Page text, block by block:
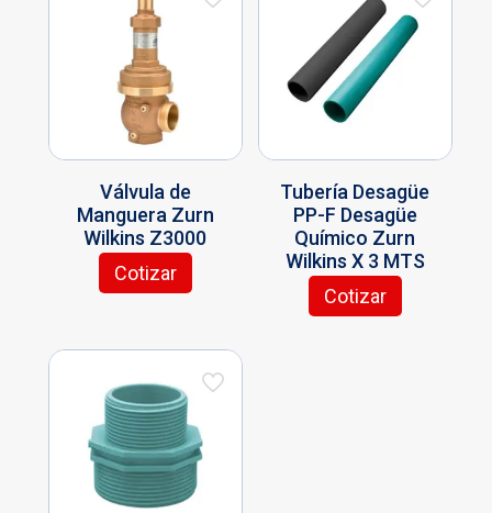
Válvula de
Manguera Zurn
Wilkins Z3000
Cotizar
Tubería Desagüe
PP-F Desagüe
Químico Zurn
Wilkins X 3 MTS
Cotizar
Este